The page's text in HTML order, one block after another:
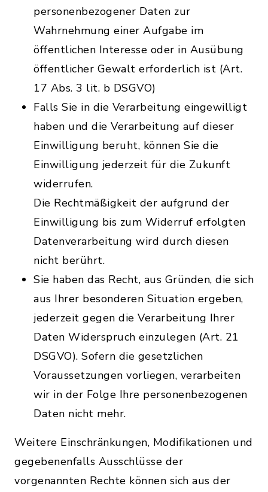
personenbezogener Daten zur
Wahrnehmung einer Aufgabe im
öffentlichen Interesse oder in Ausübung
öffentlicher Gewalt erforderlich ist (Art.
17 Abs. 3 lit. b DSGVO)
Falls Sie in die Verarbeitung eingewilligt
haben und die Verarbeitung auf dieser
Einwilligung beruht, können Sie die
Einwilligung jederzeit für die Zukunft
widerrufen.
Die Rechtmäßigkeit der aufgrund der
Einwilligung bis zum Widerruf erfolgten
Datenverarbeitung wird durch diesen
nicht berührt.
Sie haben das Recht, aus Gründen, die sich
aus Ihrer besonderen Situation ergeben,
jederzeit gegen die Verarbeitung Ihrer
Daten Widerspruch einzulegen (Art. 21
DSGVO). Sofern die gesetzlichen
Voraussetzungen vorliegen, verarbeiten
wir in der Folge Ihre personenbezogenen
Daten nicht mehr.
Weitere Einschränkungen, Modifikationen und
gegebenenfalls Ausschlüsse der
vorgenannten Rechte können sich aus der